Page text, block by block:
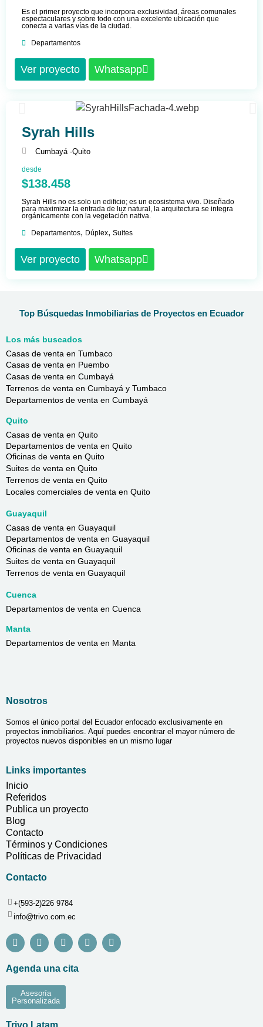
Es el primer proyecto que incorpora exclusividad, áreas comunales
espectaculares y sobre todo con una excelente ubicación que
conecta a varias vías de la ciudad.
Departamentos
Ver proyecto Whatsapp
Syrah Hills
Cumbayá -Quito
desde
$138.458
Syrah Hills no es solo un edificio; es un ecosistema vivo. Diseñado
para maximizar la entrada de luz natural, la arquitectura se integra
orgánicamente con la vegetación nativa.
Departamentos, Dúplex, Suites
Ver proyecto Whatsapp
Top Búsquedas Inmobiliarias de Proyectos en Ecuador
Los más buscados
Casas de venta en Tumbaco
Casas de venta en Puembo
Casas de venta en Cumbayá
Terrenos de venta en Cumbayá y Tumbaco
Departamentos de venta en Cumbayá
Quito
Casas de venta en Quito
Departamentos de venta en Quito
Oficinas de venta en Quito
Suites de venta en Quito
Terrenos de venta en Quito
Locales comerciales de venta en Quito
Guayaquil
Casas de venta en Guayaquil
Departamentos de venta en Guayaquil
Oficinas de venta en Guayaquil
Suites de venta en Guayaquil
Terrenos de venta en Guayaquil
Cuenca
Departamentos de venta en Cuenca
Manta
Departamentos de venta en Manta
Nosotros
Somos el único portal del Ecuador enfocado exclusivamente en
proyectos inmobiliarios. Aquí puedes encontrar el mayor número de
proyectos nuevos disponibles en un mismo lugar
Links importantes
Inicio
Referidos
Publica un proyecto
Blog
Contacto
Términos y Condiciones
Políticas de Privacidad
Contacto
+(593-2)226 9784
info@trivo.com.ec
Agenda una cita
Asesoría
Personalizada